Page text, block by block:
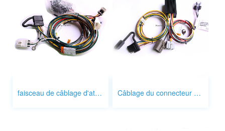
faisceau de câblage d'attelage de remorque Câblage du connecteur d'attelage de remorque